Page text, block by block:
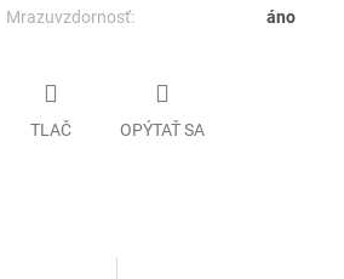
Mrazuvzdornosť:
áno
TLAČ OPÝTAŤ SA